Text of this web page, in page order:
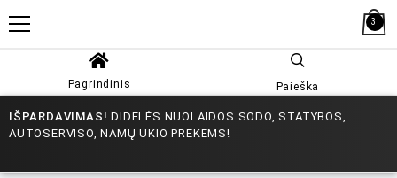
3
Pagrindinis Paieška
IŠPARDAVIMAS! DIDELĖS NUOLAIDOS SODO, STATYBOS,
AUTOSERVISO, NAMŲ ŪKIO PREKĖMS!